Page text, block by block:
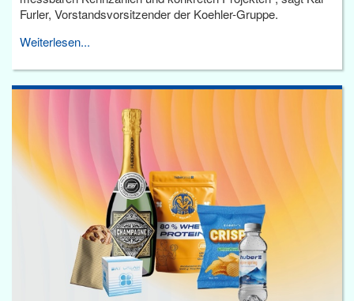
Furler, Vorstandsvorsitzender der Koehler-Gruppe.
Weiterlesen...